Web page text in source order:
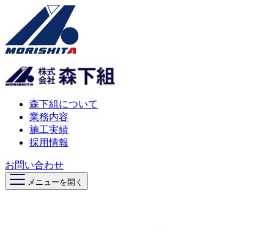
森下組について
業務内容
施工実績
採用情報
お問い合わせ
メニューを開く